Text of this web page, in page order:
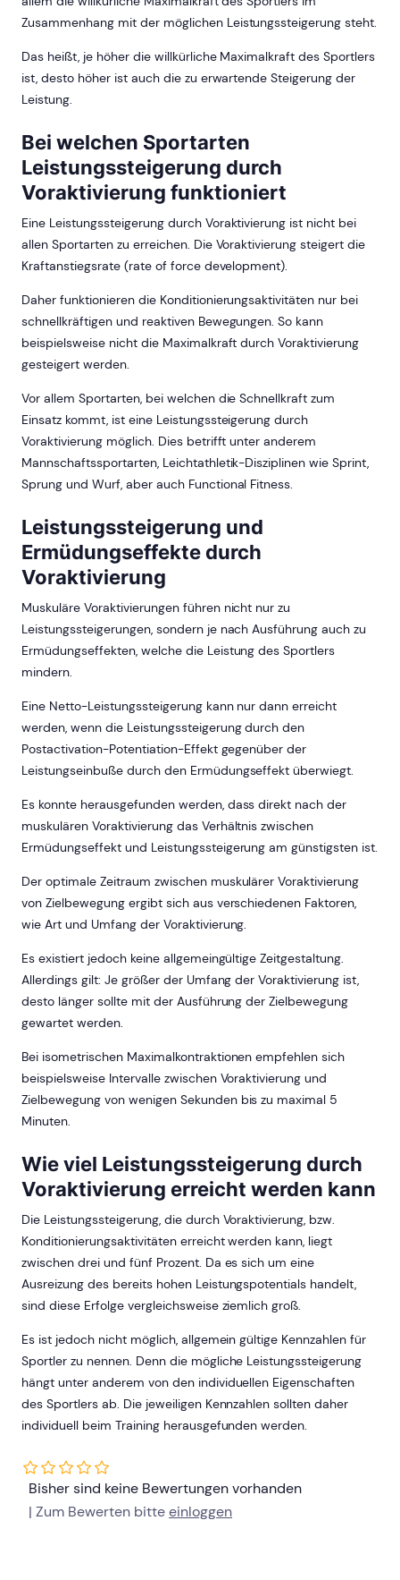
Zusammenhang mit der möglichen Leistungssteigerung steht.
Das heißt, je höher die willkürliche Maximalkraft des Sportlers
ist, desto höher ist auch die zu erwartende Steigerung der
Leistung.
Bei welchen Sportarten
Leistungssteigerung durch
Voraktivierung funktioniert
Eine Leistungssteigerung durch Voraktivierung ist nicht bei
allen Sportarten zu erreichen. Die Voraktivierung steigert die
Kraftanstiegsrate (rate of force development).
Daher funktionieren die Konditionierungsaktivitäten nur bei
schnellkräftigen und reaktiven Bewegungen. So kann
beispielsweise nicht die Maximalkraft durch Voraktivierung
gesteigert werden.
Vor allem Sportarten, bei welchen die Schnellkraft zum
Einsatz kommt, ist eine Leistungssteigerung durch
Voraktivierung möglich. Dies betrifft unter anderem
Mannschaftssportarten, Leichtathletik-Disziplinen wie Sprint,
Sprung und Wurf, aber auch Functional Fitness.
Leistungssteigerung und
Ermüdungseffekte durch
Voraktivierung
Muskuläre Voraktivierungen führen nicht nur zu
Leistungssteigerungen, sondern je nach Ausführung auch zu
Ermüdungseffekten, welche die Leistung des Sportlers
mindern.
Eine Netto-Leistungssteigerung kann nur dann erreicht
werden, wenn die Leistungssteigerung durch den
Postactivation-Potentiation-Effekt gegenüber der
Leistungseinbuße durch den Ermüdungseffekt überwiegt.
Es konnte herausgefunden werden, dass direkt nach der
muskulären Voraktivierung das Verhältnis zwischen
Ermüdungseffekt und Leistungssteigerung am günstigsten ist.
Der optimale Zeitraum zwischen muskulärer Voraktivierung
von Zielbewegung ergibt sich aus verschiedenen Faktoren,
wie Art und Umfang der Voraktivierung.
Es existiert jedoch keine allgemeingültige Zeitgestaltung.
Allerdings gilt: Je größer der Umfang der Voraktivierung ist,
desto länger sollte mit der Ausführung der Zielbewegung
gewartet werden.
Bei isometrischen Maximalkontraktionen empfehlen sich
beispielsweise Intervalle zwischen Voraktivierung und
Zielbewegung von wenigen Sekunden bis zu maximal 5
Minuten.
Wie viel Leistungssteigerung durch
Voraktivierung erreicht werden kann
Die Leistungssteigerung, die durch Voraktivierung, bzw.
Konditionierungsaktivitäten erreicht werden kann, liegt
zwischen drei und fünf Prozent. Da es sich um eine
Ausreizung des bereits hohen Leistungspotentials handelt,
sind diese Erfolge vergleichsweise ziemlich groß.
Es ist jedoch nicht möglich, allgemein gültige Kennzahlen für
Sportler zu nennen. Denn die mögliche Leistungssteigerung
hängt unter anderem von den individuellen Eigenschaften
des Sportlers ab. Die jeweiligen Kennzahlen sollten daher
individuell beim Training herausgefunden werden.
Bisher sind keine Bewertungen vorhanden
| Zum Bewerten bitteeinloggen